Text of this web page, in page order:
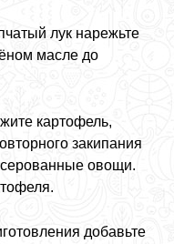
лук нарежьте
масле до
картофель,
закипания
овощи.
добавьте